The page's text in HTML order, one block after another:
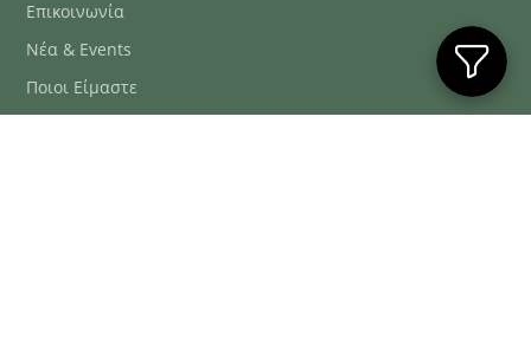
Επικοινωνία
Νέα & Events
Ποιοι Είμαστε